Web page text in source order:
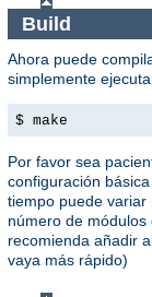
Build
Ahora puede
simplemente
$ make
Por favor sea
configuración
tiempo puede
número de
recomienda añadir
vaya más rápido)